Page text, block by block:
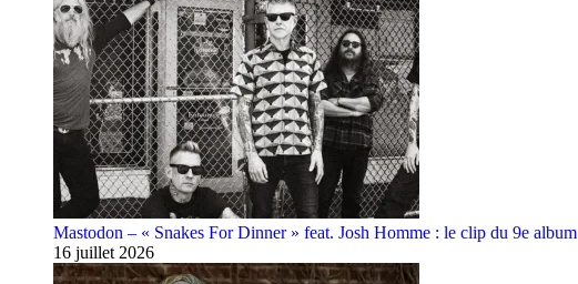
Mastodon – « Snakes For Dinner » feat. Josh Homme : le clip du 9e album
16 juillet 2026